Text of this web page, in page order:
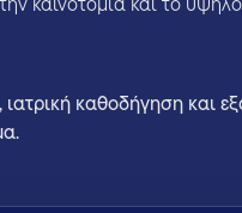
καθοδήγηση και